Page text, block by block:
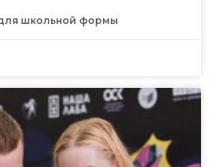
школьной формы